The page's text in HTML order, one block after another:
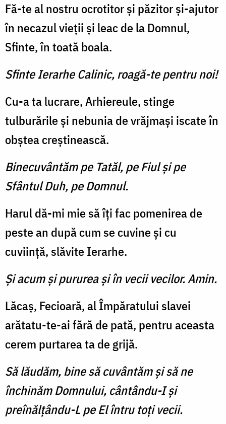
Fă-te al nostru ocrotitor și păzitor și-ajutor
în necazul vieții și leac de la Domnul,
Sfinte, în toată boala.
Sfinte Ierarhe Calinic, roagă-te pentru noi!
Cu-a ta lucrare, Arhiereule, stinge
tulburările și nebunia de vrăjmași iscate în
obștea creștinească.
Binecuvântăm pe Tatăl, pe Fiul și pe
Sfântul Duh, pe Domnul.
Harul dă-mi mie să îți fac pomenirea de
peste an după cum se cuvine și cu
cuviință, slăvite Ierarhe.
Şi acum şi pururea şi în vecii vecilor. Amin.
Lăcaș, Fecioară, al Împăratului slavei
arătatu-te-ai fără de pată, pentru aceasta
cerem purtarea ta de grijă.
Să lăudăm, bine să cuvântăm și să ne
închinăm Domnului, cântându-I și
preînălțându-L pe El întru toți vecii.